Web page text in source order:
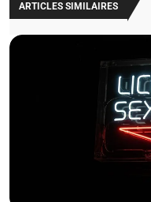
ARTICLES SIMILAIRES